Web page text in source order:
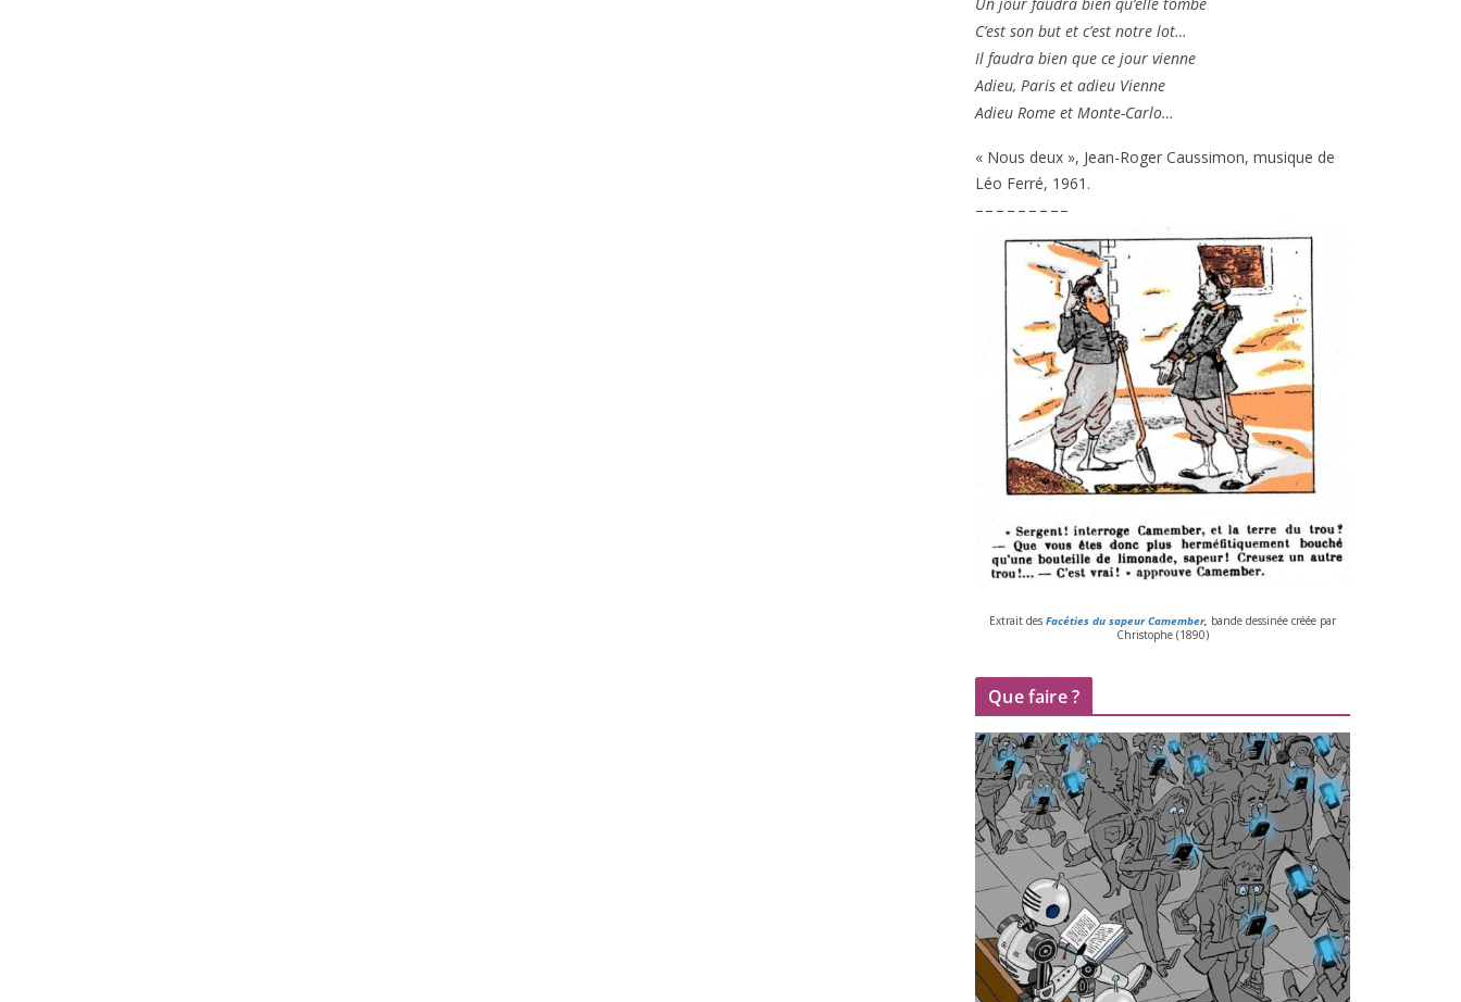
C’est son but et c’est notre lot…
Il fau­dra bien que ce jour vienne
Adieu, Paris et adieu Vienne
Adieu Rome et Monte-Carlo…
« Nous deux », Jean-Roger Caussimon, musique de
Léo Ferré, 1961 .
– – – – – – – – –
Extrait des Facéties du sapeur Camember, bande des­si­née créée par
Christophe (1890)
Que faire ?